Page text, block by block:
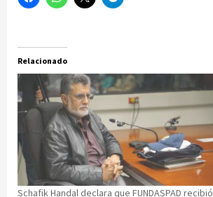
Relacionado
Schafik Handal declara que FUNDASPAD recibió